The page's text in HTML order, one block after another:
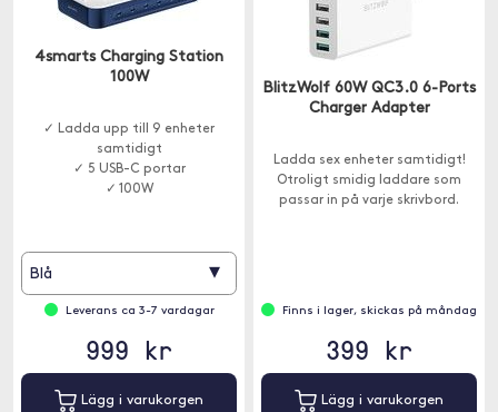
4smarts Charging Station
100W
✓ Ladda upp till 9 enheter
samtidigt
✓ 5 USB-C portar
✓ 100W
Blå ▾
Leverans ca 3-7 vardagar
999 kr
Lägg i varukorgen
BlitzWolf 60W QC3.0 6-Ports
Charger Adapter
Ladda sex enheter samtidigt!
Otroligt smidig laddare som
passar in på varje skrivbord.
Finns i lager, skickas på måndag
399 kr
Lägg i varukorgen